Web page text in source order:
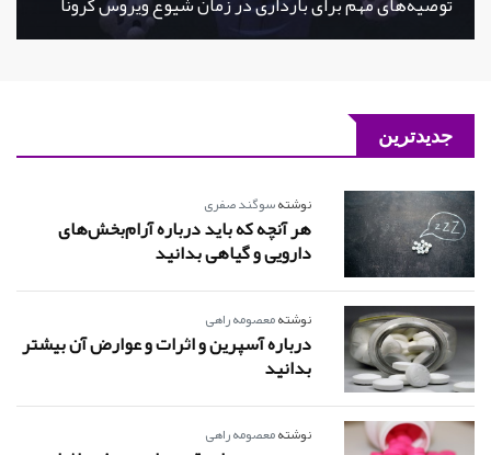
جدیدترین
نوشتهسوگند صفری
هر آنچه که باید درباره آرام‌بخش‌های
دارویی و گیاهی بدانید
نوشتهمعصومه راهی
درباره آسپرین و اثرات و عوارض آن بیشتر
بدانید
نوشتهمعصومه راهی